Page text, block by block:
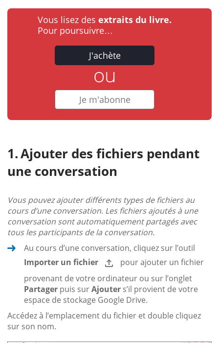
Vous lisez des extraits du livre.
Pour poursuivre…
J'achète
ou
Je m'abonne
Ajouter des fichiers pendant
une conversation
Vous pouvez ajouter différents types de fichiers au
cours d’une conversation. Les fichiers ajoutés à une
conversation sont automatiquement partagés avec
tous les participants de la conversation.
Au cours d’une conversation, cliquez sur l’outil
Importer un fichier
pour ajouter un fichier
provenant de votre ordinateur ou sur l’onglet
Partager puis surAjouter s’il provient de votre
espace de stockage Google Drive.
Accédez à l’emplacement du fichier et double cliquez
sur son nom.